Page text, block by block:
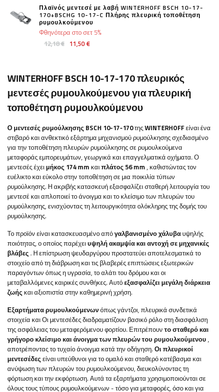
Πλαϊνός μεντεσέ με λαβή WINTERHOFF BSCH 10-17-
170+BSCHG 10-17-C Πλήρης πλευρική τοποθέτηση
ρυμουλκούμενου
12,18 € 11,50 €
Φθηνότερα στο σετ 5%
WINTERHOFF BSCH 10-17-170 πλευρικός
μεντεσές ρυμουλκούμενου για πλευρική
τοποθέτηση ρυμουλκούμενου
Ο μεντεσές ρυμούλκησης BSCH 10-17-170τηςWINTERHOFFείναι ένα
στιβαρό και ανθεκτικό εξάρτημα μηχανισμού ρυμούλκησης σχεδιασμένο
για την τοποθέτηση πλευρών ρυμούλκησης σε ρυμουλκούμενα
μεταφοράς εμπορευμάτων, γεωργικά και επαγγελματικά οχήματα. Ο
μεντεσές έχει μήκος 174 mm καιπλάτος 56 mm , καθιστώντας τον
ευέλικτο και εύκολο στην τοποθέτηση σε μια ποικιλία τύπων
ρυμούλκησης. Η ακριβής κατασκευή εξασφαλίζει σταθερή λειτουργία του
μεντεσέ και απλοποιεί το άνοιγμα και το κλείσιμο των πλευρών του
ρυμούλκησης, ενισχύοντας τη λειτουργικότητα ολόκληρης της δομής του
ρυμούλκησης.
Το προϊόν είναι κατασκευασμένο απόγαλβανισμένο χάλυβαυψηλής
ποιότητας, ο οποίος παρέχειυψηλή ακαμψία και αντοχή σε μηχανικές
βλάβες . Η επίστρωση ψευδαργύρου προστατεύει αποτελεσματικά το
στοιχείο από τη διάβρωση και τις βλαβερές επιπτώσεις εξωτερικών
παραγόντων όπως η υγρασία, το αλάτι του δρόμου και οι
μεταβαλλόμενες καιρικές συνθήκες. Αυτόεξασφαλίζει μεγάλη διάρκεια
ζωήςκαι αξιοπιστία στην καθημερινή χρήση.
Εξαρτήματα ρυμουλκούμενωνόπωςγάντζοι, πλευρικά συνδετικά
στοιχεία καιΟι μεντεσέδες διαδραματίζουν βασικό ρόλο στη διασφάλιση
της ασφάλειας του μεταφερόμενου φορτίου. Επιτρέπουν το σταθερό και
γρήγορο κλείσιμο και άνοιγμα των πλευρών του ρυμουλκούμενου ,
αποτρέποντας το τυχαίο άνοιγμα κατά την οδήγηση. Οι πλευρικοί
μεντεσέδεςείναι υπεύθυνοι για το ομαλό και σταθερό κατέβασμα και
ανύψωση των πλευρών του ρυμουλκούμενου, διευκολύνοντας τη
φόρτωση και την εκφόρτωση. Αυτά τα εξαρτήματα χρησιμοποιούνται σε
όλους τους τύπους ρυμουλκούμενων - τόσο για μεταφορές, όσο και για